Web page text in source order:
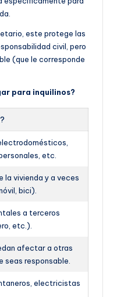
este protege las
civil, pero
(que le corresponde
para inquilinos?
etc.
la vivienda y a veces
bici).
a terceros
etc.).
afectar a otras
seas responsable.
electricistas